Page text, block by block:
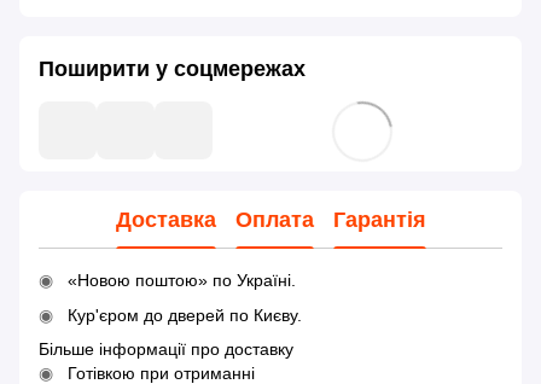
Поширити у соцмережах
Доставка Оплата Гарантія
«Новою поштою» по Україні.
Кур'єром до дверей по Києву.
Більше інформації про доставку
Готівкою при отриманні